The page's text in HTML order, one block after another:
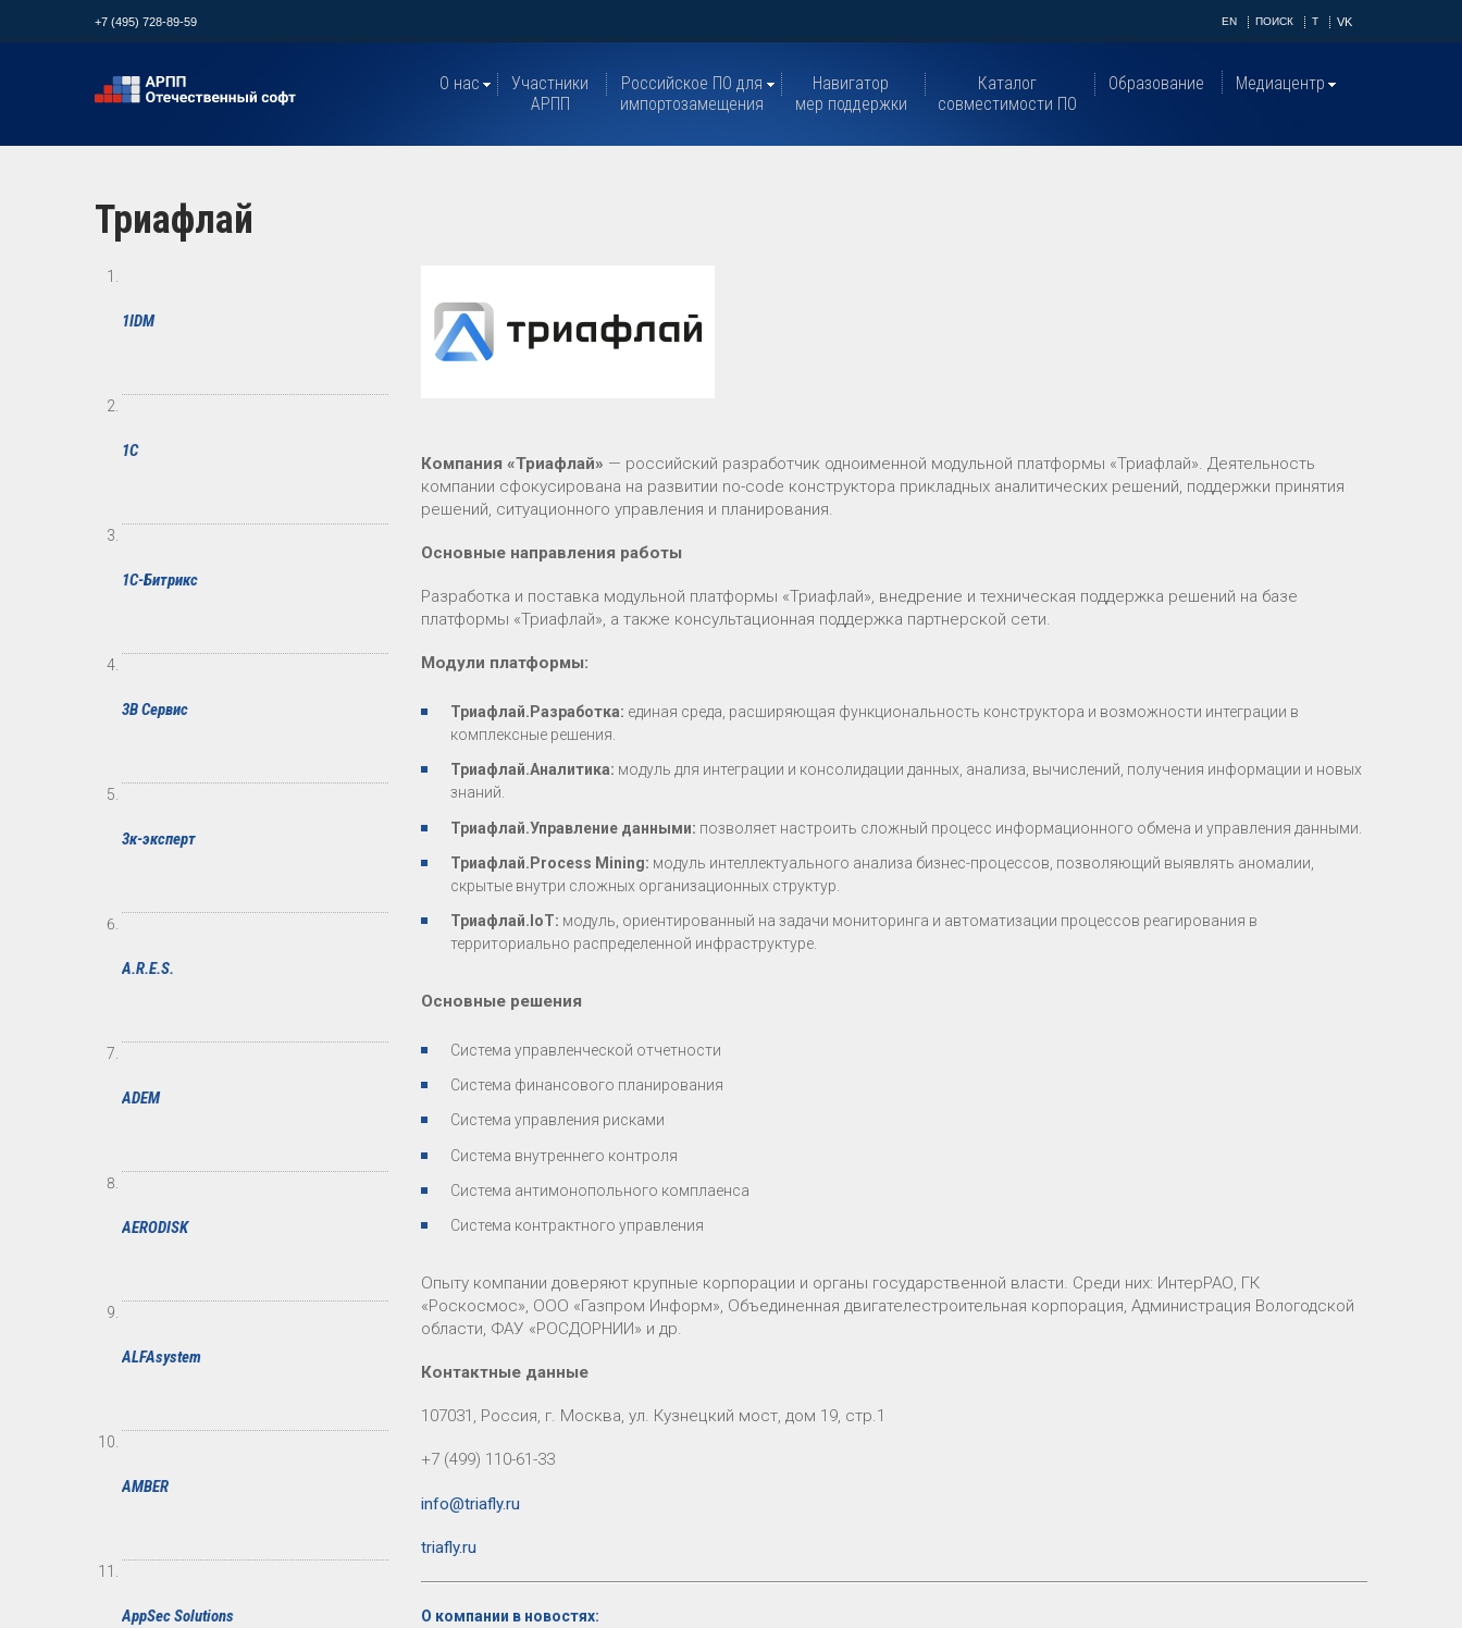
+7 (495) 728-89-59 EN ПОИСК T VK
О нас
Участники
АРПП
Российское ПО для
импортозамещения
Навигатор
мер поддержки
Каталог
совместимости ПО
Образование Медиацентр
Триафлай
1IDM
1С
1С-Битрикс
3В Сервис
3к-эксперт
A.R.E.S.
ADEM
AERODISK
ALFAsystem
AMBER
AppSec Solutions
Компания «Триафлай» — российский разработчик одноименной модульной платформы «Триафлай». Деятельность
компании сфокусирована на развитии no-code конструктора прикладных аналитических решений, поддержки принятия
решений, ситуационного управления и планирования.
Основные направления работы
Разработка и поставка модульной платформы «Триафлай», внедрение и техническая поддержка решений на базе
платформы «Триафлай», а также консультационная поддержка партнерской сети.
Модули платформы:
Триафлай.Разработка: единая среда, расширяющая функциональность конструктора и возможности интеграции в
комплексные решения.
Триафлай.Аналитика: модуль для интеграции и консолидации данных, анализа, вычислений, получения информации и новых
знаний.
Триафлай.Управление данными: позволяет настроить сложный процесс информационного обмена и управления данными.
Триафлай.Process Mining: модуль интеллектуального анализа бизнес-процессов, позволяющий выявлять аномалии,
скрытые внутри сложных организационных структур.
Триафлай.IoТ: модуль, ориентированный на задачи мониторинга и автоматизации процессов реагирования в
территориально распределенной инфраструктуре.
Основные решения
Система управленческой отчетности
Система финансового планирования
Система управления рисками
Система внутреннего контроля
Система антимонопольного комплаенса
Система контрактного управления
Опыту компании доверяют крупные корпорации и органы государственной власти. Среди них: ИнтерРАО, ГК
«Роскосмос», ООО «Газпром Информ», Объединенная двигателестроительная корпорация, Администрация Вологодской
области, ФАУ «РОСДОРНИИ» и др.
Контактные данные
107031, Россия, г. Москва, ул. Кузнецкий мост, дом 19, стр.1
+7 (499) 110-61-33
info@triafly.ru
triafly.ru
О компании в новостях: